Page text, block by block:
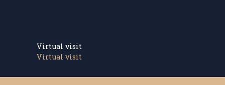
Virtual visit
Virtual visit